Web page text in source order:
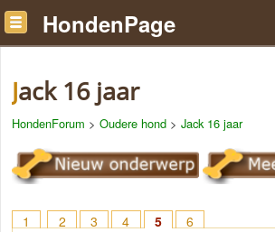
HondenPage
Jack 16 jaar
HondenForum > Oudere hond > Jack 16 jaar
1 2 3 4 5 6